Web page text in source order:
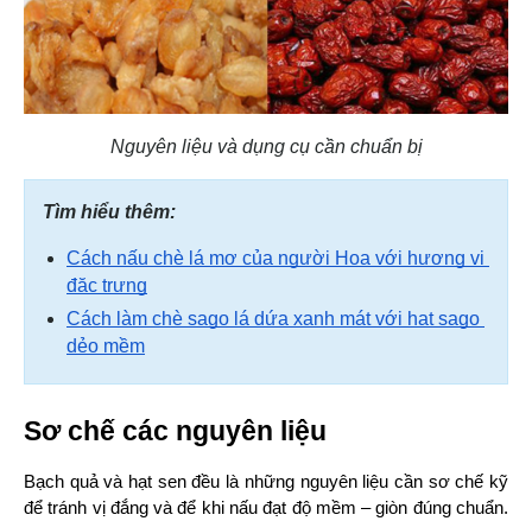
Nguyên liệu và dụng cụ cần chuẩn bị
Tìm hiểu thêm:
Cách nấu chè lá mơ của người Hoa với hương vị
đặc trưng
Cách làm chè sago lá dứa xanh mát với hạt sago
dẻo mềm
Sơ chế các nguyên liệu
Bạch quả và hạt sen đều là những nguyên liệu cần sơ chế kỹ
để tránh vị đắng và để khi nấu đạt độ mềm – giòn đúng chuẩn.